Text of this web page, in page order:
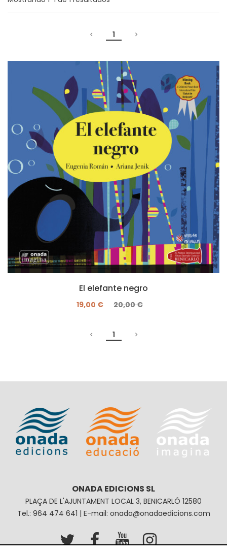
1
El elefante negro
19,00 € 20,00 €
1
ONADA EDICIONS SL
PLAÇA DE L'AJUNTAMENT LOCAL 3, BENICARLÓ 12580
Tel.: 964 474 641 | E-mail: onada@onadaedicions.com